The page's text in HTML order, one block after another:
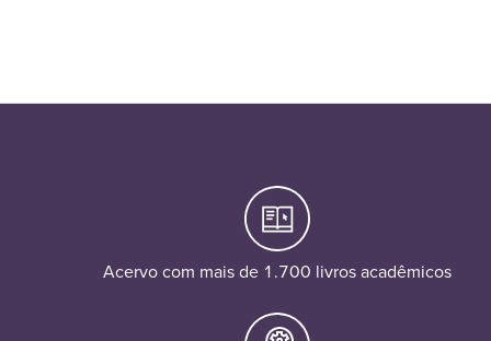
Acervo com mais de 1.700 livros acadêmicos